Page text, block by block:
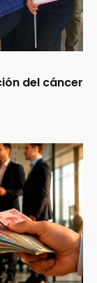
del cáncer